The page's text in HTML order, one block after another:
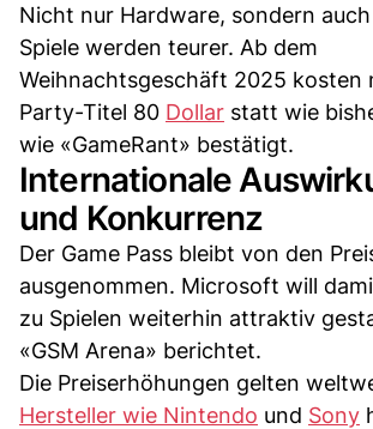
Nicht nur Hardware, sondern
Spiele werden teurer. Ab dem
Weihnachtsgeschäft 2025 kosten
Party-Titel 80 Dollar statt wie
wie «GameRant» bestätigt.
Internationale
und Konkurrenz
Der Game Pass bleibt von den
ausgenommen. Microsoft will
zu Spielen weiterhin attraktiv
«GSM Arena» berichtet.
Die Preiserhöhungen gelten
Hersteller wie Nintendo und Sony